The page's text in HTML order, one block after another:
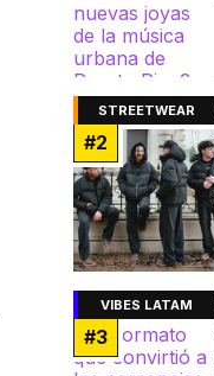
STREETWEAR
#2
VIBES LATAM
#3